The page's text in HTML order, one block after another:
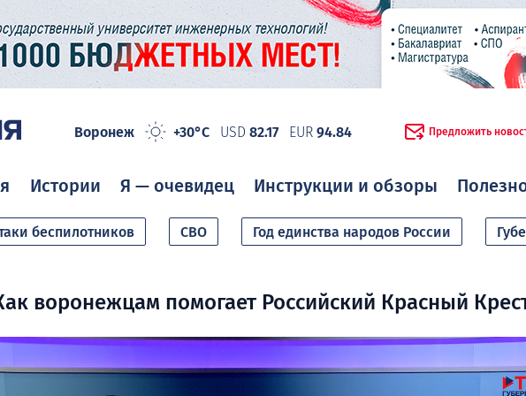
Воронеж +30°C USD 82.17 EUR 94.84 Предложить
Истории Я — очевидец Инструкции и обзоры
беспилотников СВО Год единства народов России
воронежцам помогает Российский Красный